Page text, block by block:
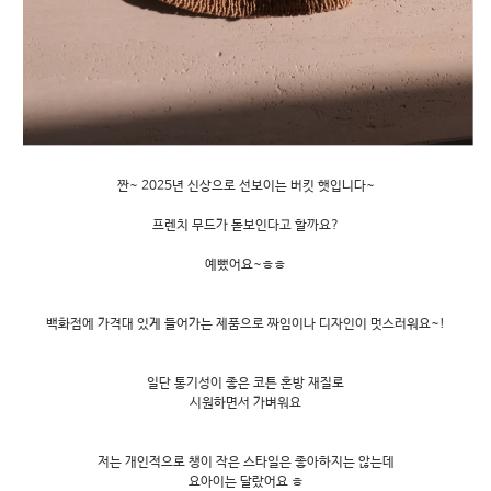
짠~ 2025년 신상으로 선보이는 버킷 햇입니다~
프렌치 무드가 돋보인다고 할까요?
예뻤어요~ㅎㅎ
백화점에 가격대 있게 들어가는 제품으로 짜임이나 디자인이 멋스러워요~!
일단 통기성이 좋은 코튼 혼방 재질로
시원하면서 가벼워요
저는 개인적으로 챙이 작은 스타일은 좋아하지는 않는데
요아이는 달랐어요 ㅎ